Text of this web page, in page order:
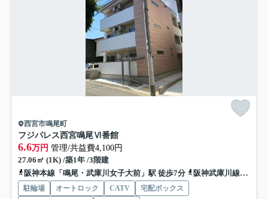
西宮市鳴尾町
フジパレス西宮鳴尾Ⅵ番館
6.6万円 管理/共益費4,100円
27.06㎡ (1K) /築1年 /3階建
阪神本線「鳴尾・武庫川女子大前」駅 徒歩7分
阪神武庫川線「東鳴尾」駅 徒歩10分
駐輪場 オートロック CATV
宅配ボックス